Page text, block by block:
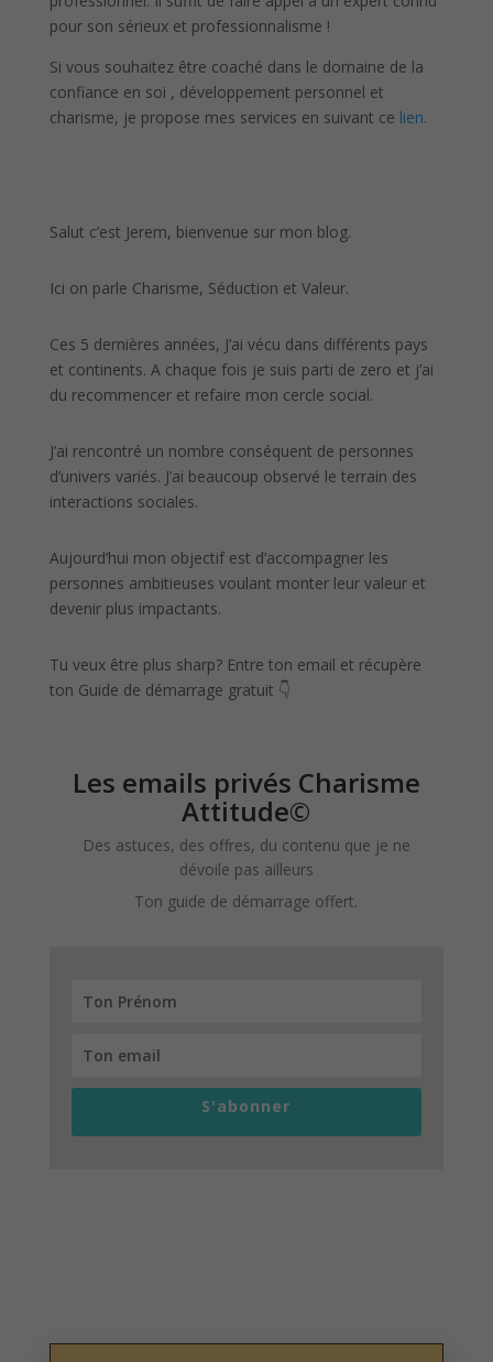
pour son sérieux et professionnalisme !
Si vous souhaitez être coaché dans le domaine de la
confiance en soi , développement personnel et
charisme, je propose mes services en suivant ce lien.
Salut c’est Jerem, bienvenue sur mon blog.
Ici on parle Charisme, Séduction et Valeur.
Ces 5 dernières années, J’ai vécu dans différents pays
et continents. A chaque fois je suis parti de zero et j’ai
du recommencer et refaire mon cercle social.
J’ai rencontré un nombre conséquent de personnes
d’univers variés. J’ai beaucoup observé le terrain des
interactions sociales.
Aujourd’hui mon objectif est d’accompagner les
personnes ambitieuses voulant monter leur valeur et
devenir plus impactants.
Tu veux être plus sharp? Entre ton email et récupère
ton Guide de démarrage gratuit 👇
Les emails privés Charisme
Attitude©
Des astuces, des offres, du contenu que je ne
dévoile pas ailleurs
Ton guide de démarrage offert.
S'abonner